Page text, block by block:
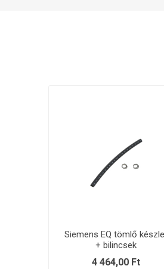
Siemens EQ tömlő
+ bilincsek
4 464,00 Ft